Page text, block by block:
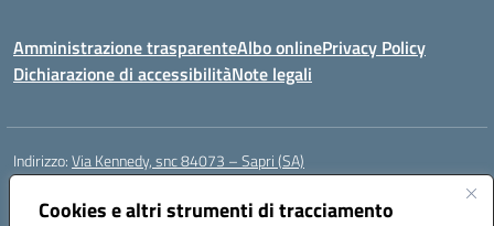
Cookies e altri strumenti di tracciamento
Amministrazione trasparenteAlbo onlinePrivacy Policy
Dichiarazione di accessibilitàNote legali
Indirizzo:Via Kennedy, snc 84073 – Sapri (SA)
Centralino:
Posta elettronica certificata (PEC):saic878008@pec.istruzione.it